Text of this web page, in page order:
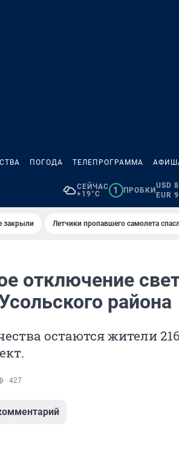
ПОГОДА ТЕЛЕПРОГРАММА
СЕЙЧАС
+19°C
1 ПРОБКИ
USD
EUR
закрыли Летчики пропавшего самолета
отключение
района
остаются жители
427